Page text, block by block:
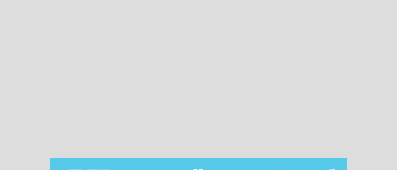
注目カテゴリ